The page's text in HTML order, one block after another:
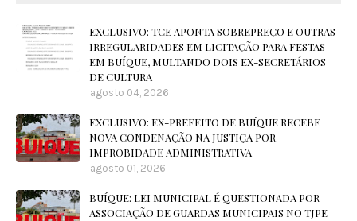
EXCLUSIVO: TCE APONTA SOBREPREÇO E OUTRAS
IRREGULARIDADES EM LICITAÇÃO PARA FESTAS
EM BUÍQUE, MULTANDO DOIS EX-SECRETÁRIOS
DE CULTURA
agosto 04, 2026
EXCLUSIVO: EX-PREFEITO DE BUÍQUE RECEBE
NOVA CONDENAÇÃO NA JUSTIÇA POR
IMPROBIDADE ADMINISTRATIVA
agosto 01, 2026
BUÍQUE: LEI MUNICIPAL É QUESTIONADA POR
ASSOCIAÇÃO DE GUARDAS MUNICIPAIS NO TJPE